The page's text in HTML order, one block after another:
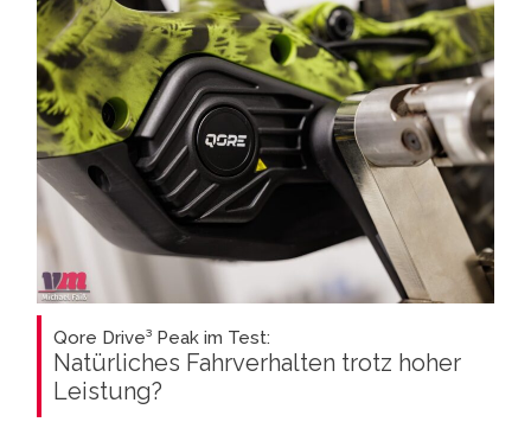
Qore Drive³ Peak im Test:
Natürliches Fahrverhalten trotz hoher
Leistung?